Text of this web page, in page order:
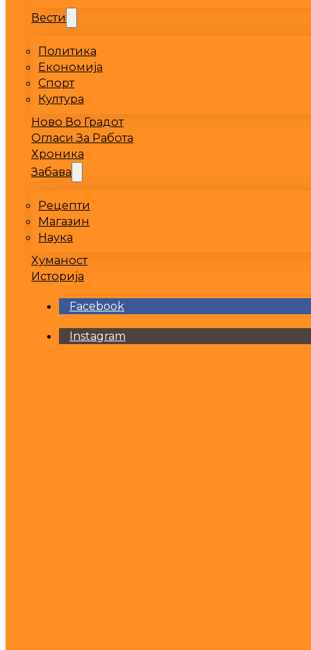
Вести
Политика
Економија
Спорт
Култура
Ново Во Градот
Огласи За Работа
Хроника
Забава
Рецепти
Магазин
Наука
Хуманост
Историја
Facebook
Instagram